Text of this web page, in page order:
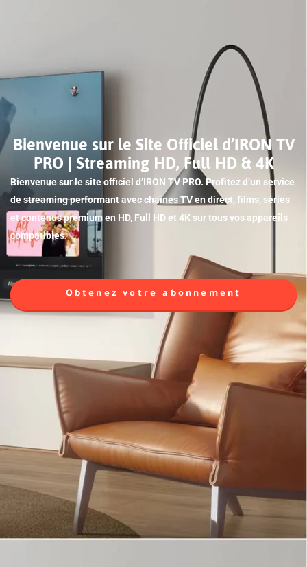
Bienvenue sur le Site Officiel d’IRON TV
PRO | Streaming HD, Full HD & 4K
Bienvenue sur le site officiel d’IRON TV PRO. Profitez d’un service
de streaming performant avec chaînes TV en direct, films, séries
et contenus premium en HD, Full HD et 4K sur tous vos appareils
compatibles.
Obtenez votre abonnement